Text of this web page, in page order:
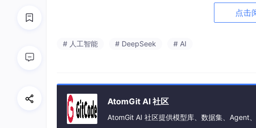
整格式，一键即可完成从AI内容到Word、Excel、
id流程图清晰呈现：
点击
# 人工智能 # DeepSeek # AI
AtomGit AI 社区
AtomGit AI 社区提供模型库、数据集、Agent